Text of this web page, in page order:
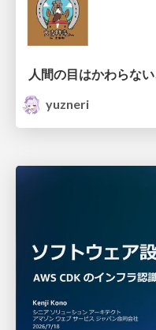
人間の目はかわらな
yuzneri